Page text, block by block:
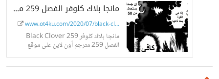
مانجا بلاك كلوفر الفصل 259 مترجم أون لاين
www.ot4ku.com/2020/07/black-cl...
مانجا بلاك كلوفر 259 Black Clover
الفصل 259 مترجم أون لاين على موقع